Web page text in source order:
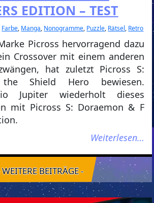
EDITION – TEST
Farbe, Manga, Nonogramme, Puzzle, Rätsel, Retro
Picross hervorragend dazu
Crossover mit einem anderen
hat zuletzt Picross S:
Shield Hero bewiesen.
Jupiter wiederholt dieses
mit Picross S: Doraemon & F
Weiterlesen…
BEITRÄGE -